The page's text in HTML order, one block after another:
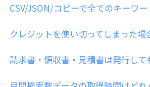
CSV/JSON/コピーで全てのキーワ
クレジットを使い切ってしまった
請求書・領収書・見積書は発行して